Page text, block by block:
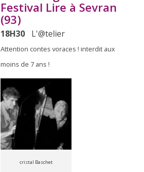
Festival Lire à Sevran
(93)
18H30 L'@telier
Attention contes voraces ! interdit aux
moins de 7 ans !
cristal Baschet